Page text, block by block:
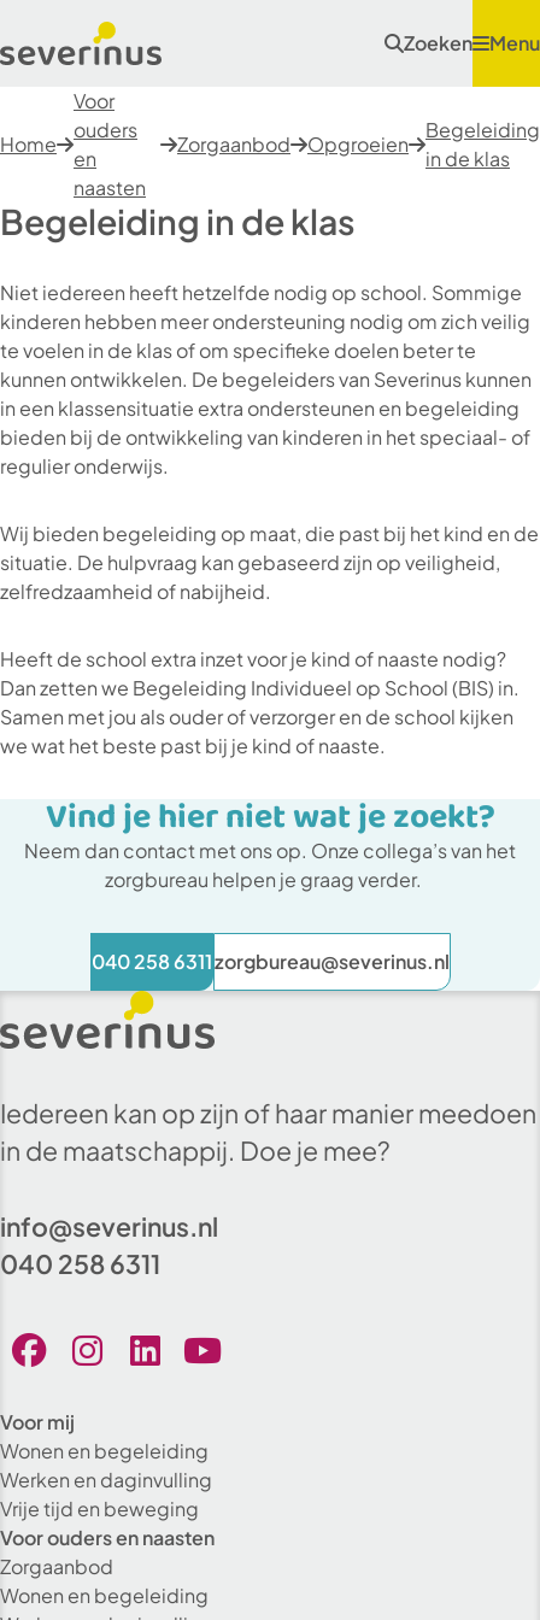
Zoeken Menu
Home
Voor
ouders
en
naasten
Zorgaanbod Opgroeien
Begeleiding
in de klas
Begeleiding in de klas
Niet iedereen heeft hetzelfde nodig op school. Sommige
kinderen hebben meer ondersteuning nodig om zich veilig
te voelen in de klas of om specifieke doelen beter te
kunnen ontwikkelen. De begeleiders van Severinus kunnen
in een klassensituatie extra ondersteunen en begeleiding
bieden bij de ontwikkeling van kinderen in het speciaal- of
regulier onderwijs.
Wij bieden begeleiding op maat, die past bij het kind en de
situatie. De hulpvraag kan gebaseerd zijn op veiligheid,
zelfredzaamheid of nabijheid.
Heeft de school extra inzet voor je kind of naaste nodig?
Dan zetten we Begeleiding Individueel op School (BIS) in.
Samen met jou als ouder of verzorger en de school kijken
we wat het beste past bij je kind of naaste.
Vind je hier niet wat je zoekt?
Neem dan contact met ons op. Onze collega’s van het
zorgbureau helpen je graag verder.
040 258 6311zorgbureau@severinus.nl
Iedereen kan op zijn of haar manier meedoen
in de maatschappij. Doe je mee?
info@severinus.nl
040 258 6311
Voor mij
Wonen en begeleiding
Werken en daginvulling
Vrije tijd en beweging
Voor ouders en naasten
Zorgaanbod
Wonen en begeleiding